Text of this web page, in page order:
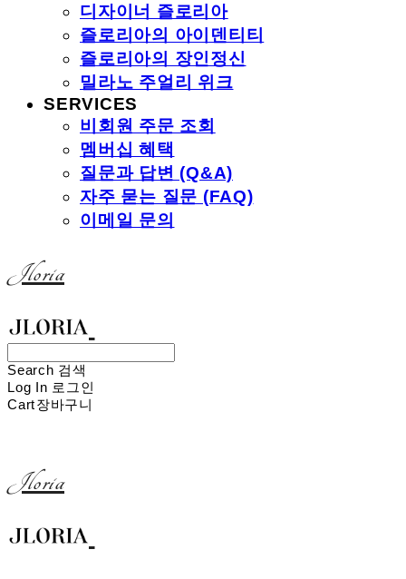
디자이너 즐로리아
즐로리아의 아이덴티티
즐로리아의 장인정신
밀라노 주얼리 위크
SERVICES
비회원 주문 조회
멤버십 혜택
질문과 답변 (Q&A)
자주 묻는 질문 (FAQ)
이메일 문의
Jloria
Search 검색
Log In 로그인
Cart장바구니
Jloria